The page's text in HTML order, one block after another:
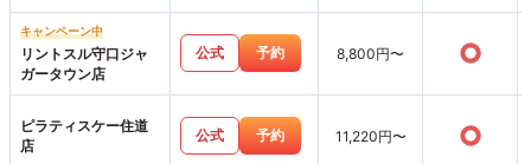
キャンペーン中
リントスル守口ジャ
ガータウン店
公式 予約 8,800円〜 ○
ピラティスケー住道
店
公式 予約 11,220円〜 ○